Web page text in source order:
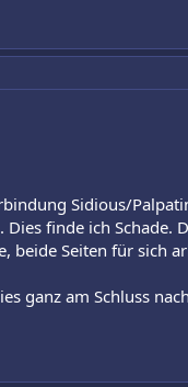
Sidious/
finde ich Schade.
beide Seiten für sich
ganz am Schluss